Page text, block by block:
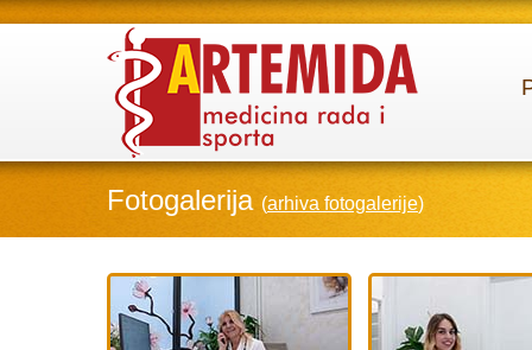
Fotogalerija (arhiva fotogalerije)